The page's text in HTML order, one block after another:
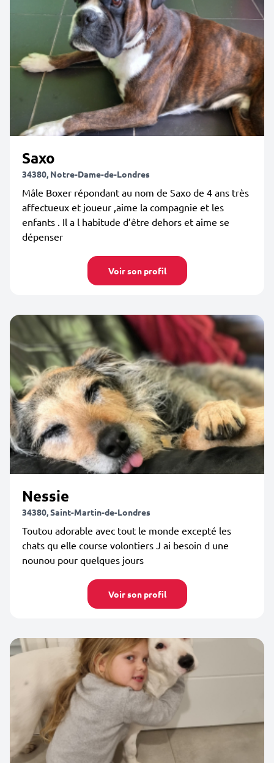
Saxo
34380, Notre-Dame-de-Londres
Mâle Boxer répondant au nom de Saxo de 4 ans très
affectueux et joueur ,aime la compagnie et les
enfants . Il a l habitude d’être dehors et aime se
dépenser
Voir son profil
Nessie
34380, Saint-Martin-de-Londres
Toutou adorable avec tout le monde excepté les
chats qu elle course volontiers J ai besoin d une
nounou pour quelques jours
Voir son profil